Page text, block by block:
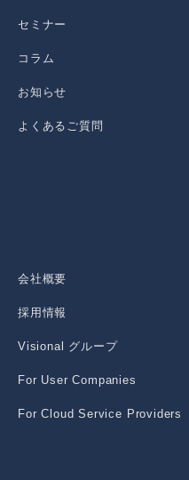
セミナー
コラム
お知らせ
よくあるご質問
会社概要
採用情報
Visional グループ
For User Companies
For Cloud Service Providers